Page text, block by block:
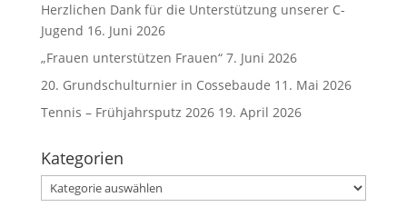
Herzlichen Dank für die Unterstützung unserer C-
Jugend 16. Juni 2026
„Frauen unterstützen Frauen“ 7. Juni 2026
20. Grundschulturnier in Cossebaude 11. Mai 2026
Tennis – Frühjahrsputz 2026 19. April 2026
Kategorien
Kategorien